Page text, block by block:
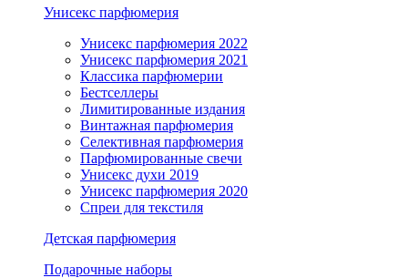
Унисекс парфюмерия
Унисекс парфюмерия 2022
Унисекс парфюмерия 2021
Классика парфюмерии
Бестселлеры
Лимитированные издания
Винтажная парфюмерия
Селективная парфюмерия
Парфюмированные свечи
Унисекс духи 2019
Унисекс парфюмерия 2020
Спреи для текстиля
Детская парфюмерия
Подарочные наборы